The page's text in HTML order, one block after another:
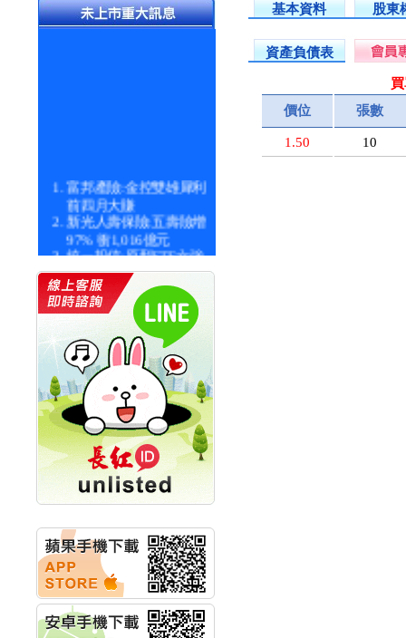
富邦產險:金控雙雄犀利
前四月大賺
新光人壽保險:五壽險增
97% 衝1,016億元
統一投信:原型ETF六強
漲逾九成
統一投信:主動式ETF溢
價 被盯上
新光人壽保險:新壽Q1外
價金將達996億
宇辰系統科技:宇辰業績
創新高 啟動興櫃轉上櫃
計畫
明緯企業:明緯永續科技
競賽 以電源驅動善的力
量
秀育企業:秀育SHO-U儲
能系統 獲國內首張CNS
認證
聯博投信:聯博00404A
從容擁抱台股主流
華旭先進:代重要子公司
碩通散熱股份有限公司
公告董事會通過發言人
及代理發
華旭先進:代重要子公司
碩通散熱股份有限公司
基本資料 股東
資產負債表
價位
張數
1.50 10